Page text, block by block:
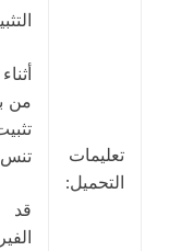
تعليمات
التحميل:
من
تنس
قد